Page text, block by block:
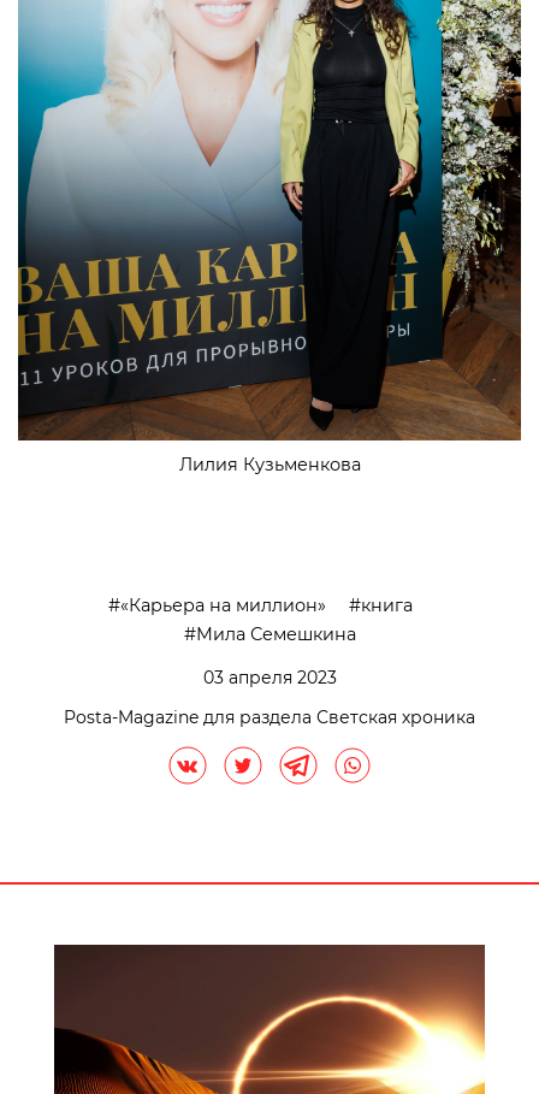
Лилия Кузьменкова
«Карьера на миллион»
книга
Мила Семешкина
03 апреля 2023
Posta-Magazine для раздела Светская хроника